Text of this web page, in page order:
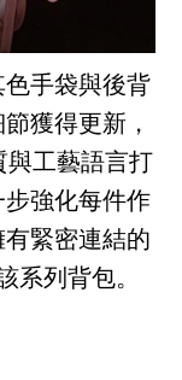
手袋與後背
獲得更新，
工藝語言打
強化每件作
緊密連結的
系列背包。